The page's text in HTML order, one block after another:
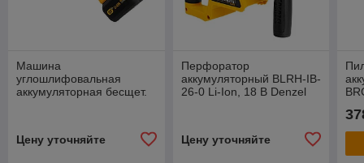
Машина
углошлифовальная
аккумуляторная бесщет.
Цену уточняйте
Перфоратор
аккумуляторный BLRH-IB-
26-0 Li-Ion, 18 В Denzel
Цену уточняйте